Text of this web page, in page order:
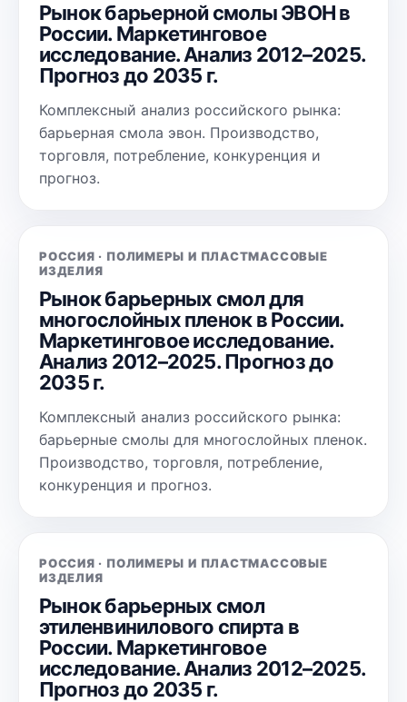
Рынок барьерной смолы ЭВОН в
России. Маркетинговое
исследование. Анализ 2012–2025.
Прогноз до 2035 г.
Комплексный анализ российского рынка:
барьерная смола эвон. Производство,
торговля, потребление, конкуренция и
прогноз.
РОССИЯ · ПОЛИМЕРЫ И ПЛАСТМАССОВЫЕ
ИЗДЕЛИЯ
Рынок барьерных смол для
многослойных пленок в России.
Маркетинговое исследование.
Анализ 2012–2025. Прогноз до
2035 г.
Комплексный анализ российского рынка:
барьерные смолы для многослойных пленок.
Производство, торговля, потребление,
конкуренция и прогноз.
РОССИЯ · ПОЛИМЕРЫ И ПЛАСТМАССОВЫЕ
ИЗДЕЛИЯ
Рынок барьерных смол
этиленвинилового спирта в
России. Маркетинговое
исследование. Анализ 2012–2025.
Прогноз до 2035 г.